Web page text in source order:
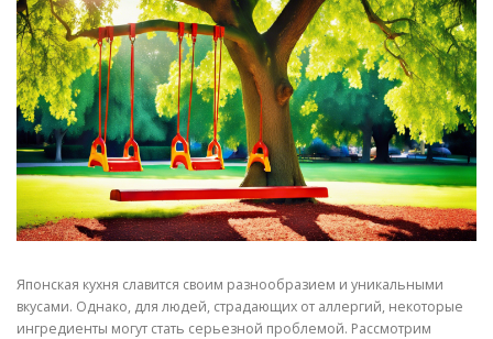
Японская кухня славится своим разнообразием и уникальными
вкусами. Однако, для людей, страдающих от аллергий, некоторые
ингредиенты могут стать серьезной проблемой. Рассмотрим